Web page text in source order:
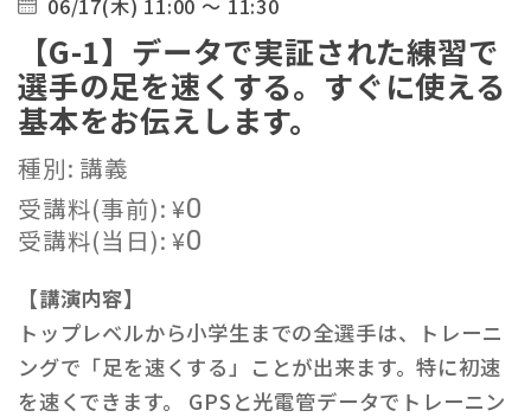
06/17(木) 11:00 ～ 11:30
【G-1】データで実証された練習で
選手の足を速くする。すぐに使える
基本をお伝えします。
種別: 講義
受講料(事前):¥0
受講料(当日):¥0
【講演内容】
トップレベルから小学生までの全選手は、トレーニ
ングで「足を速くする」ことが出来ます。特に初速
を速くできます。 GPSと光電管データでトレーニン